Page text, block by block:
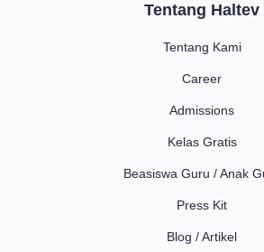
Tentang Haltev
Tentang Kami
Career
Admissions
Kelas Gratis
Beasiswa Guru / Anak
Press Kit
Blog / Artikel